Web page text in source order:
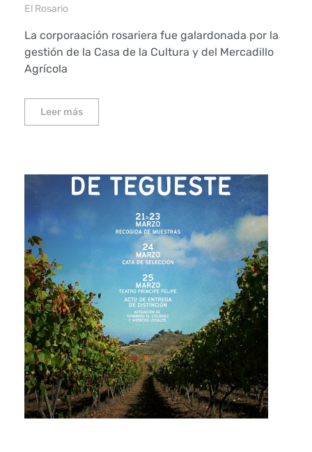
El Rosario
La corporaación rosariera fue galardonada por la
gestión de la Casa de la Cultura y del Mercadillo
Agrícola
Leer más